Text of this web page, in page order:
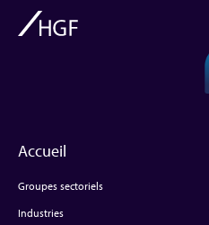
Accueil
Groupes sectoriels
Industries